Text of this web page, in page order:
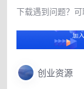
下载遇到问题？
创业资源